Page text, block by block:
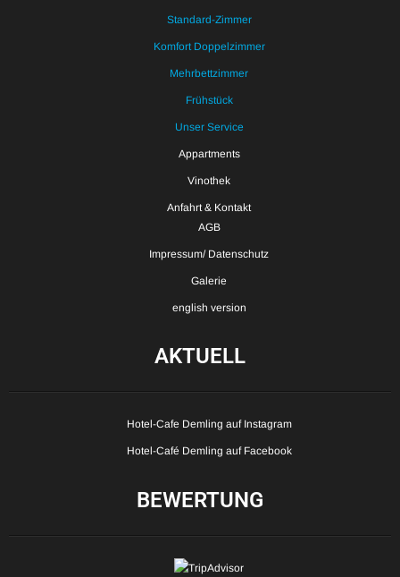
Standard-Zimmer
Komfort Doppelzimmer
Mehrbettzimmer
Frühstück
Unser Service
Appartments
Vinothek
Anfahrt & Kontakt
AGB
Impressum/ Datenschutz
Galerie
english version
AKTUELL
Hotel-Cafe Demling auf Instagram
Hotel-Café Demling auf Facebook
BEWERTUNG